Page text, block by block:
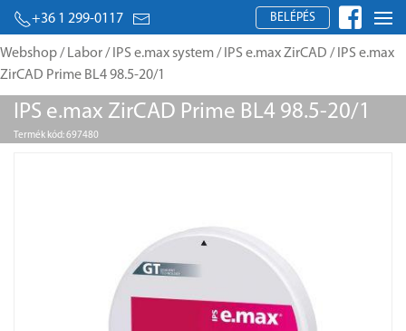
+36 1 299-0117 BELÉPÉS
Webshop/ Labor/ IPS e.max system/ IPS e.max ZirCAD / IPS e.max
ZirCAD Prime BL4 98.5-20/1
IPS e.max ZirCAD Prime BL4 98.5-20/1
Termék kód: 697480